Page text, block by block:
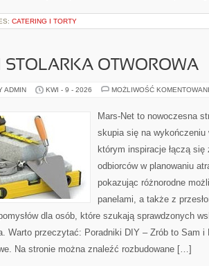
CATERING I TORTY
STOLARKA OTWOROWA
ADMIN KWI - 9 - 2026 MOŻLIWOŚĆ
Mars-Net to nowoczesna
skupia się na
którym inspiracje łączą
odbiorców w planowaniu
pokazując różnorodne
panelami, a także z
dla osób, które szukają sprawdzonych
Warto przeczytać: Poradniki DIY – Zrób to Sam i
Na stronie można znaleźć rozbudowane […]